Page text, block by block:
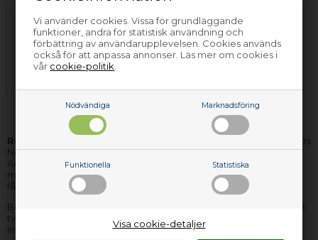
Vi använder cookies. Vissa för grundläggande
funktioner, andra för statistisk användning och
förbättring av användarupplevelsen. Cookies används
också för att anpassa annonser. Läs mer om cookies i
vår cookie-politik
Nödvändiga Marknadsföring
Funktionella Statistiska
Visa cookie-detaljer
Restaurangdiskmaskin
Adler
Reservdelar och tillbehör till Adler
hårda vitvaror hittar du hos
Nettoparts. Vi har ett stort lager av reservdelar för nästan alla
Adler apparater, och de delar vi inte har på lager, kan vi för det
mesta få hem, så snabbt, att du inte behöver vänta mer än några
få dagar på leveransen.
Behöver du hjälp til att hitta rätt reservdel till din Adler apparat, så
tveka inte med att
kontakta oss . Kom ihåg att ge så mycket
information som möjligt fråntypskylten.